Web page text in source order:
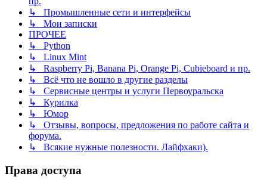
↳ Промышленные сети и интерфейсы
↳ Мои записки
ПРОЧЕЕ
↳ Python
↳ Linux Mint
↳ Raspberry Pi, Banana Pi, Orange Pi, Cubieboard и пр.
↳ Всё что не вошло в другие разделы
↳ Сервисные центры и услуги Первоуральска
↳ Курилка
↳ Юмор
↳ Отзывы, вопросы, предложения по работе сайта и
форума.
↳ Всякие нужные полезности. Лайфхаки).
Права доступа